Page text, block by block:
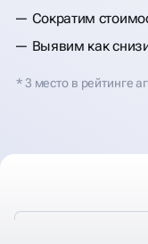
Сократим
Выявим как
* 3 место в рейтинге